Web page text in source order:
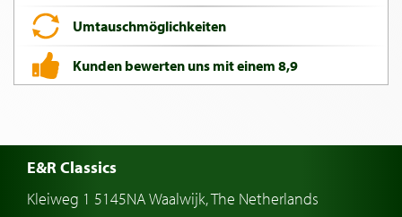
Umtauschmöglichkeiten
Kunden bewerten uns mit einem 8,9
E&R Classics
Kleiweg 1 5145NA Waalwijk, The Netherlands